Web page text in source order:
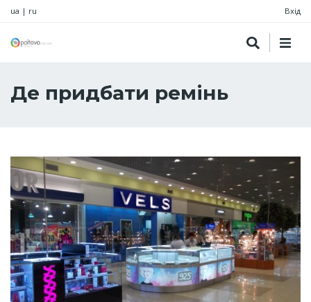
ua | ru Вхід
Де придбати ремінь